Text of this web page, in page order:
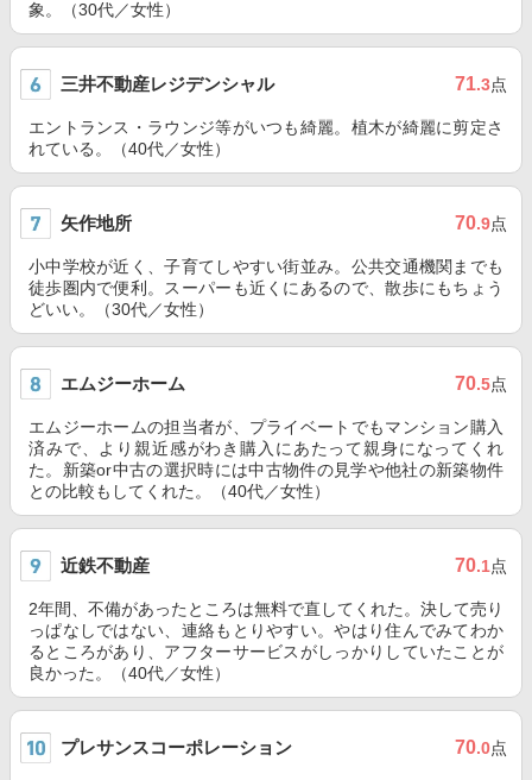
象。（30代／女性）
三井不動産レジデンシャル 71.3点
エントランス・ラウンジ等がいつも綺麗。植木が綺麗に剪定さ
れている。（40代／女性）
矢作地所 70.9点
小中学校が近く、子育てしやすい街並み。公共交通機関までも
徒歩圏内で便利。スーパーも近くにあるので、散歩にもちょう
どいい。（30代／女性）
エムジーホーム 70.5点
エムジーホームの担当者が、プライベートでもマンション購入
済みで、より親近感がわき購入にあたって親身になってくれ
た。新築or中古の選択時には中古物件の見学や他社の新築物件
との比較もしてくれた。（40代／女性）
近鉄不動産 70.1点
2年間、不備があったところは無料で直してくれた。決して売り
っぱなしではない、連絡もとりやすい。やはり住んでみてわか
るところがあり、アフターサービスがしっかりしていたことが
良かった。（40代／女性）
プレサンスコーポレーション 70.0点